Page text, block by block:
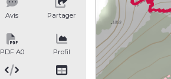
Avis Partager
PDF A0 Profil